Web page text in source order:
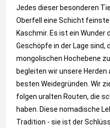
Jedes dieser besonderen
Oberfell eine Schicht
Kaschmir. Es ist ein Wunder
Geschöpfe in der Lage sind,
mongolischen Hochebene
begleiten wir unsere
besten Weidegründen. Wir
folgen uralten Routen, die
haben. Diese nomadische
Tradition - sie ist der